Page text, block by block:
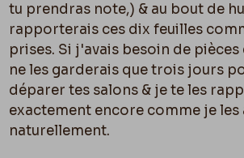
tu prendras note,) & au bout de
rapporterais ces dix feuilles
prises. Si j'avais besoin de pièces
ne les garderais que trois jours
déparer tes salons & je te les
exactement encore comme je les
naturellement.